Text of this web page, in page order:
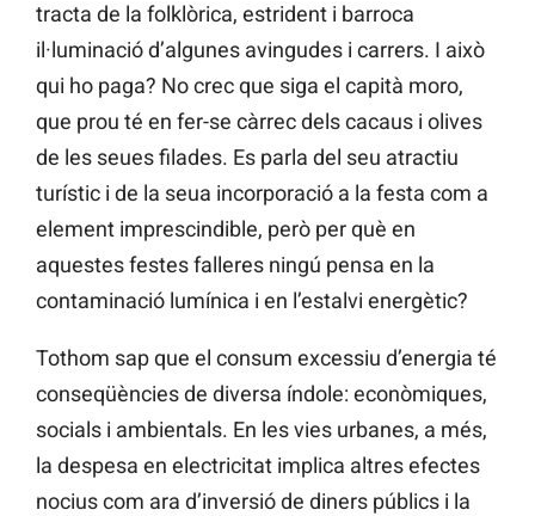
tracta de la folklòrica, estrident i barroca
il·luminació d’algunes avingudes i carrers. I això
qui ho paga? No crec que siga el capità moro,
que prou té en fer-se càrrec dels cacaus i olives
de les seues filades. Es parla del seu atractiu
turístic i de la seua incorporació a la festa com a
element imprescindible, però per què en
aquestes festes falleres ningú pensa en la
contaminació lumínica i en l’estalvi energètic?
Tothom sap que el consum excessiu d’energia té
conseqüències de diversa índole: econòmiques,
socials i ambientals. En les vies urbanes, a més,
la despesa en electricitat implica altres efectes
nocius com ara d’inversió de diners públics i la